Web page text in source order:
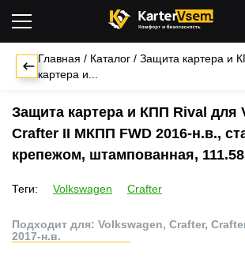
Главная / Каталог /Защита картера и
картера и...
Защита картера и КПП Rival для
Crafter II МКПП FWD 2016-н.в.,
крепежом, штампованная,
Теги: Volkswagen Crafter
Подходит для: Volkswagen, Crafter,
2017-н.в.